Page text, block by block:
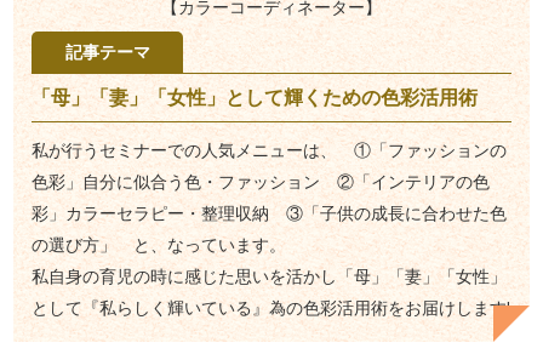
【カラーコーディネーター】
記事テーマ
「母」「妻」「女性」として輝くための色彩活用術
私が行うセミナーでの人気メニューは、 ①「ファッションの
色彩」自分に似合う色・ファッション ②「インテリアの色
彩」カラーセラピー・整理収納 ③「子供の成長に合わせた色
の選び方」 と、なっています。
私自身の育児の時に感じた思いを活かし「母」「妻」「女性」
として『私らしく輝いている』為の色彩活用術をお届けします!